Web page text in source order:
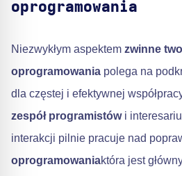
oprogramowania
Niezwykłym aspektem zwinne
oprogramowania polega na
dla częstej i efektywnej
zespół programistówi
interakcji pilnie pracuje nad
oprogramowaniaktóra jest